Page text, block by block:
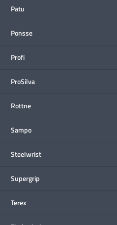
Patu
Ponsse
Profi
ProSilva
Rottne
Sampo
Steelwrist
Supergrip
Terex